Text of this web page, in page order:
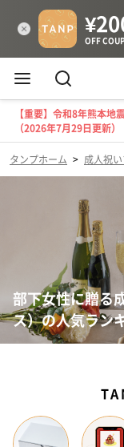
【重要】令和8年熊本
（2026年7月29日更新）
タンプホーム > 成人祝
部下女性に贈る
ス）の人気ラン